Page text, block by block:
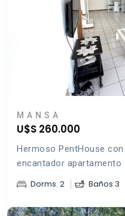
MANSA
U$S 260.000
Hermoso PentHouse
encantador apartamento
Dorms. 2 Baños 3